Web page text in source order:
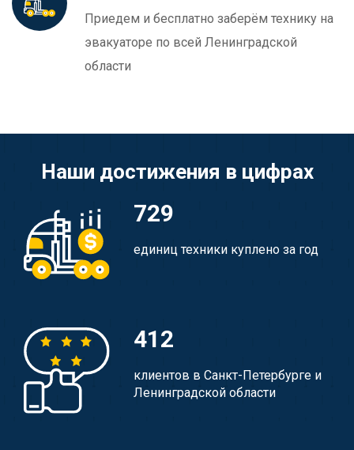
Приедем и бесплатно заберём технику на
эвакуаторе по всей Ленинградской
области
Наши достижения в цифрах
729
единиц техники куплено за год
412
клиентов в Санкт-Петербурге и
Ленинградской области